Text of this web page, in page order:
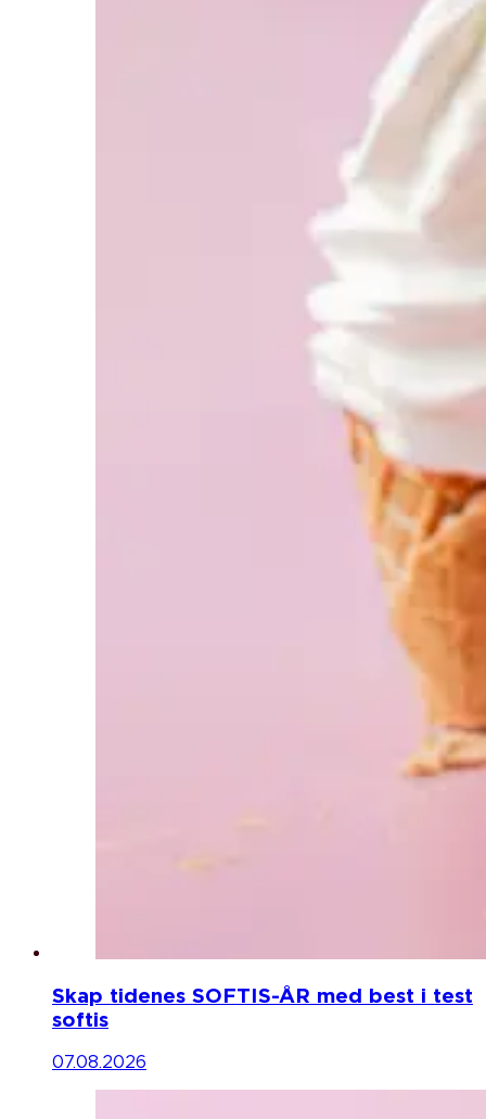
Skap tidenes SOFTIS-ÅR med best i test
softis
07.08.2026